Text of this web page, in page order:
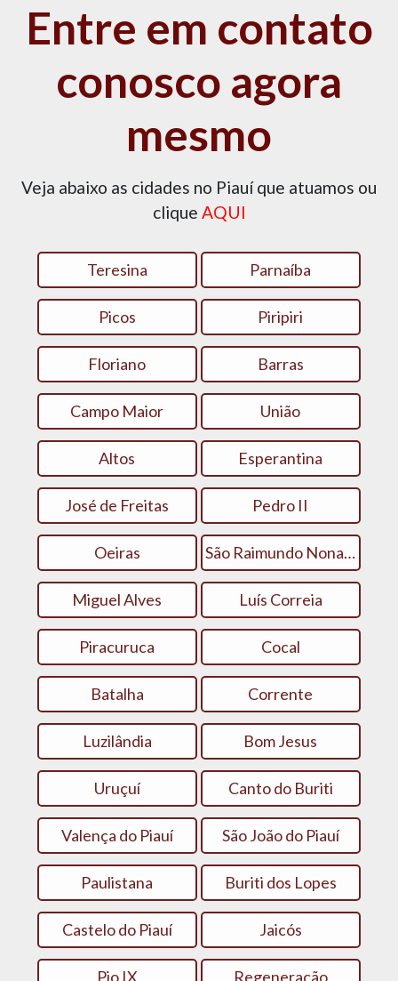
Entre em contato
conosco agora
mesmo
Veja abaixo as cidades no Piauí que atuamos ou
clique AQUI
Teresina Parnaíba
Picos Piripiri
Floriano Barras
Campo Maior União
Altos Esperantina
José de Freitas Pedro II
Oeiras São Raimundo Nonato
Miguel Alves Luís Correia
Piracuruca Cocal
Batalha Corrente
Luzilândia Bom Jesus
Uruçuí Canto do Buriti
Valença do Piauí São João do Piauí
Paulistana Buriti dos Lopes
Castelo do Piauí Jaicós
Pio IX Regeneração